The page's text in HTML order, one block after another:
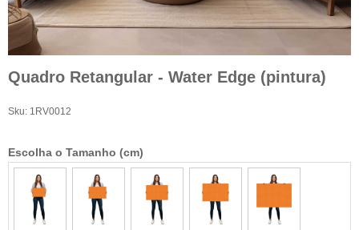
Quadro Retangular - Water Edge (pintura)
Sku: 1RV0012
Escolha o Tamanho (cm)